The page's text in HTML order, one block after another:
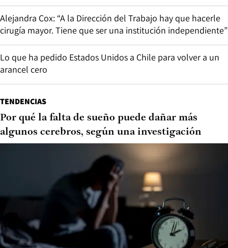
Alejandra Cox: “A la Dirección del Trabajo hay que hacerle
cirugía mayor. Tiene que ser una institución independiente”
Lo que ha pedido Estados Unidos a Chile para volver a un
arancel cero
TENDENCIAS
Por qué la falta de sueño puede dañar más
algunos cerebros, según una investigación